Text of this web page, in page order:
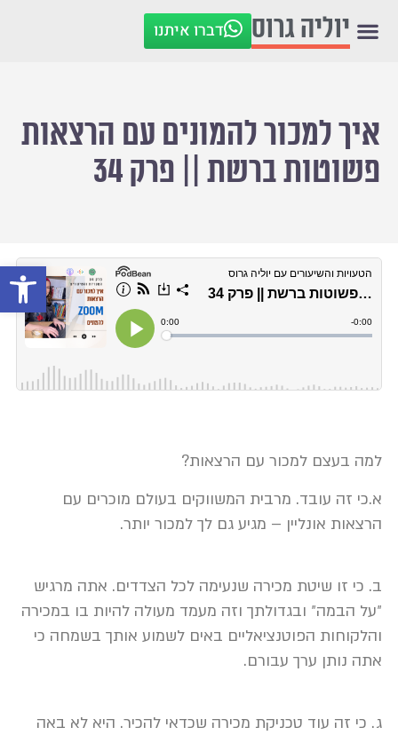
פתח
יוליה גרוס דברו איתנו
איך למכור להמונים עם הרצאות
פשוטות ברשת || פרק 34
למה בעצם למכור עם הרצאות?
א.כי זה עובד. מרבית המשווקים בעולם מוכרים עם
הרצאות אונליין – מגיע גם לך למכור יותר.
ב. כי זו שיטת מכירה שנעימה לכל הצדדים. אתה מרגיש
״על הבמה״ ובגדולתך וזה מעמד מעולה להיות בו במכירה
והלקוחות הפוטנציאליים באים לשמוע אותך בשמחה כי
אתה נותן ערך עבורם.
ג. כי זה עוד טכניקת מכירה שכדאי להכיר. היא לא באה